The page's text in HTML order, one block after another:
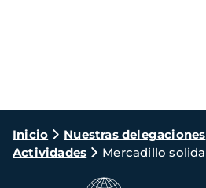
Ruta
de
navegación
Inicio Nuestras delegaciones
Actividades
Mercadillo